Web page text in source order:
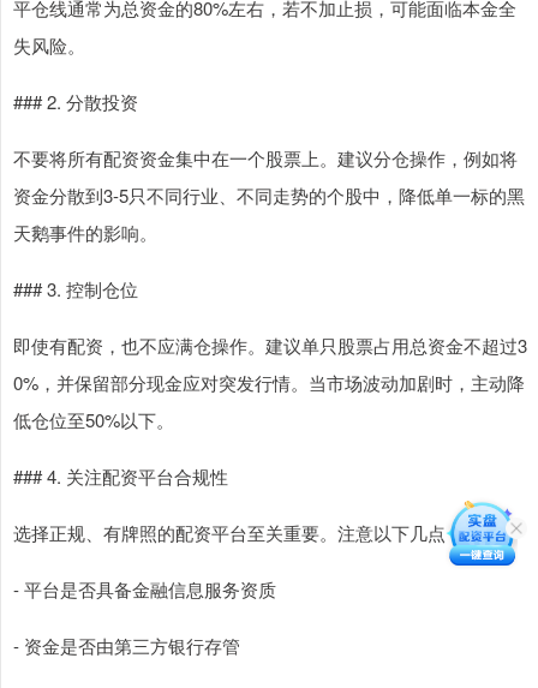
平仓线通常为总资金的80%左右，若不加止损，可能面临本金全
失风险。
### 2. 分散投资
不要将所有配资资金集中在一个股票上。建议分仓操作，例如将
资金分散到3-5只不同行业、不同走势的个股中，降低单一标的黑
天鹅事件的影响。
### 3. 控制仓位
即使有配资，也不应满仓操作。建议单只股票占用总资金不超过3
0%，并保留部分现金应对突发行情。当市场波动加剧时，主动降
低仓位至50%以下。
### 4. 关注配资平台合规性
选择正规、有牌照的配资平台至关重要。注意以下几点：
- 平台是否具备金融信息服务资质
- 资金是否由第三方银行存管